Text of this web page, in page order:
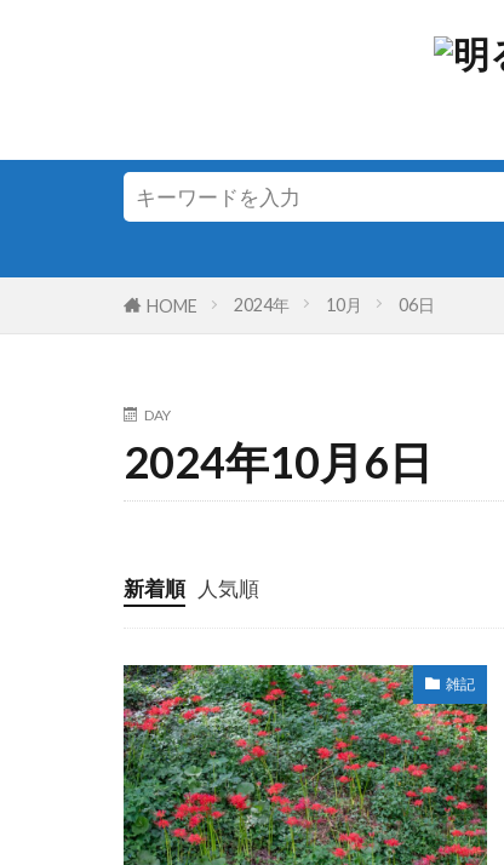
HOME 2024年 10月 06日
DAY
2024年10月6日
新着順 人気順
雑記